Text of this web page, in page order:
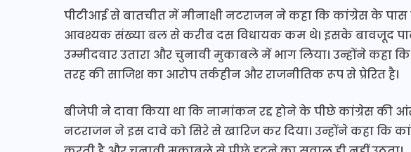
पीटीआई से बातचीत में मीनाक्षी नटराजन ने कहा कि कांग्रेस के
आवश्यक संख्या बल से करीब दस विधायक कम थे। इसके बावजूद
उम्मीदवार उतारा और चुनावी मुकाबले में भाग लिया। उन्होंने कहा
तरह की साजिश का आरोप तर्कहीन और राजनीतिक रूप से प्रेरित है।
बीजेपी ने दावा किया था कि नामांकन रद्द होने के पीछे कांग्रेस की
नटराजन ने इस दावे को सिरे से खारिज कर दिया। उन्होंने कहा कि